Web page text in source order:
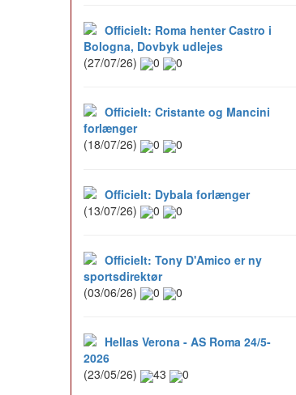
Officielt: Roma henter Castro i
Bologna, Dovbyk udlejes
(27/07/26)
0 0
Officielt: Cristante og Mancini
forlænger
(18/07/26)
0 0
Officielt: Dybala forlænger
(13/07/26)
0 0
Officielt: Tony D'Amico er ny
sportsdirektør
(03/06/26)
0 0
Hellas Verona - AS Roma 24/5-
2026
(23/05/26)
43 0